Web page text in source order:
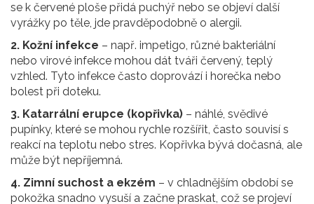
se k červené ploše přidá puchýř nebo se objeví další
vyrážky po těle, jde pravděpodobně o alergii.
2. Kožní infekce – např. impetigo, různé bakteriální
nebo virové infekce mohou dát tváři červený, teplý
vzhled. Tyto infekce často doprovází i horečka nebo
bolest při doteku.
3. Katarrální erupce (kopřivka) – náhlé, svědivé
pupínky, které se mohou rychle rozšířit, často souvisí s
reakcí na teplotu nebo stres. Kopřivka bývá dočasná, ale
může být nepříjemná.
4. Zimní suchost a ekzém – v chladnějším období se
pokožka snadno vysuší a začne praskat, což se projeví